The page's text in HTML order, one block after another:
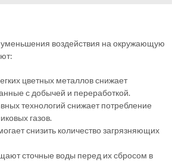
воздействия на окружающую
цветных металлов снижает
с добычей и переработкой.
технологий снижает потребление
газов.
снизить количество загрязняющих
сточные воды перед их сбросом в